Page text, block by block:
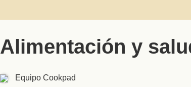
Alimentación y
Equipo Cookpad